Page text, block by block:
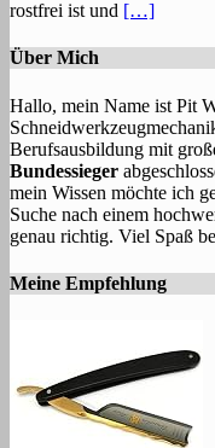
rostfrei ist und […]
Über Mich
Hallo, mein Name ist Pit
Berufsausbildung mit
Bundessieger
mein Wissen möchte ich
Suche nach einem
genau richtig. Viel Spaß
Meine Empfehlung